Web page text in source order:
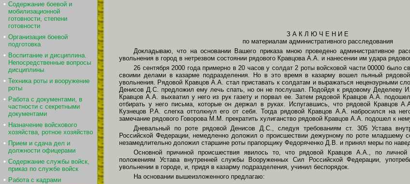
Содержание боевой и
мобилизационной
готовности, степени
готовности
Организация боевой
подготовка
Воспитание и дисциплина.
Непосредственные вопросы
дисциплины
Техника роты и вооружение
роты
Работа с документами, в
частности с секретными
документами
Назначение войскового
хозяйства, ротное хозяйство
Прием и сдача дел и
должности офицерами
Содержание службы войск,
приказ по службе войск
Работа с кадрами
З А К Л Ю Ч Е Н И Е
по материалам административного расследования
Докладываю, что на основании Вашего приказа мною проведено административное
увольнения в город в нетрезвом состоянии рядового Кравцова А.А. и нанесении им удара
26 сентября 2000 года примерно в 20 часов у солдат 2 роты войсковой части 00000 было
своими делами в казарме подразделения. Но в это время в казарму вошел пьяный
увольнения. Рядовой Кравцов А.А. стал приставать к солдатам и выражаться нецензурными
Денисов Д.С. предложил ему лечь спать, но он не послушал. Подойдя к рядовому Деделеву
Кравцов А.А. выхватил у него из рук газету и порвал ее. Затем рядовой Кравцов А.А.
отбирать у него письма, которые он держал в руках. Испугавшись, что рядовой Кравцов
Кузнецов Р.А. слегка оттолкнул его от себя. Тогда рядовой Кравцов А.А. набросился на
замечание рядового Говорова М.М. прекратить хулиганство рядовой Кравцов А.А. подошел к
Дневальный по роте рядовой Денисов Д.С., следуя требованиям ст. 305 Устава
Российской Федерации, немедленно доложил о происшествии дежурному по роте младшему
незамедлительно доложил старшине роты прапорщику Федоряченко Д.В. и принял меры по
Основной причиной происшествия явилось то, что рядовой Кравцов А.А., по личной
положениям Устава внутренней службы Вооруженных Сил Российской Федерации,
увольнении в городе, и, придя в казарму подразделения, учинил беспорядок.
На основании вышеизложенного предлагаю: